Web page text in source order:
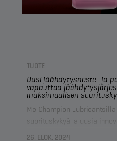
TUOTE
Uusi jäähdytysneste- ja
vapauttaa
maksimaalisen
Me Champion
suorituskykyä ja uusia
voiteluaineiden ja
26. ELOK. 2024